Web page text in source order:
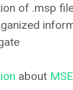
of .msp
about